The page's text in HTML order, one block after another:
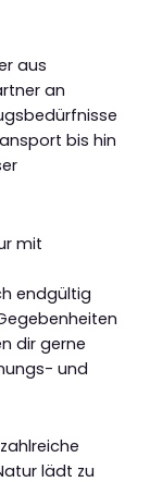
aus
an
bis hin
mit
endgültig
dir gerne
und
lädt zu